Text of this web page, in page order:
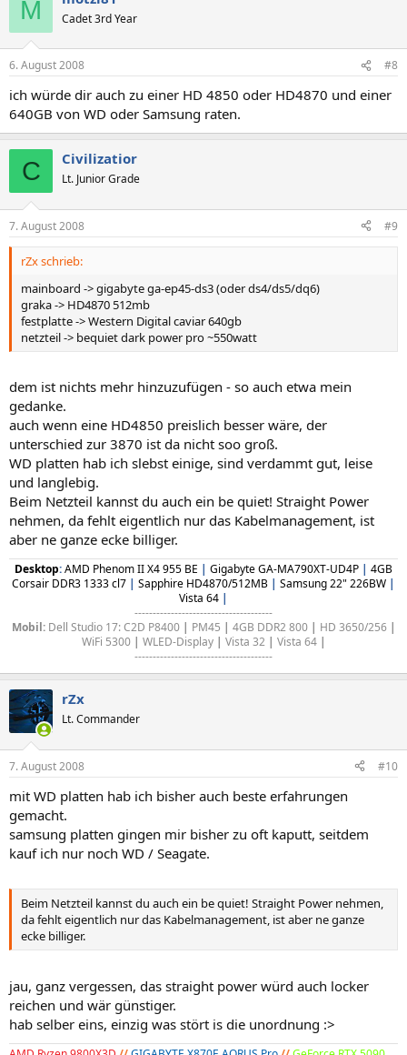
M Cadet 3rd Year
6. August 2008 #8
ich würde dir auch zu einer HD 4850 oder HD4870 und einer
640GB von WD oder Samsung raten.
C Civilizatior
Lt. Junior Grade
7. August 2008 #9
rZx schrieb:
mainboard -> gigabyte ga-ep45-ds3 (oder ds4/ds5/dq6)
graka -> HD4870 512mb
festplatte -> Western Digital caviar 640gb
netzteil -> bequiet dark power pro ~550watt
dem ist nichts mehr hinzuzufügen - so auch etwa mein
gedanke.
auch wenn eine HD4850 preislich besser wäre, der
unterschied zur 3870 ist da nicht soo groß.
WD platten hab ich slebst einige, sind verdammt gut, leise
und langlebig.
Beim Netzteil kannst du auch ein be quiet! Straight Power
nehmen, da fehlt eigentlich nur das Kabelmanagement, ist
aber ne ganze ecke billiger.
Desktop:AMD Phenom II X4 955 BE | Gigabyte GA-MA790XT-UD4P | 4GB
Corsair DDR3 1333 cl7 | Sapphire HD4870/512MB | Samsung 22" 226BW |
Vista 64 |
--------------------------------------
Mobil:Dell Studio 17: C2D P8400 | PM45 | 4GB DDR2 800| HD 3650/256 |
WiFi 5300 | WLED-Display | Vista 32 | Vista 64 |
--------------------------------------​
rZx
Lt. Commander
7. August 2008 #10
mit WD platten hab ich bisher auch beste erfahrungen
gemacht.
samsung platten gingen mir bisher zu oft kaputt, seitdem
kauf ich nur noch WD / Seagate.
Beim Netzteil kannst du auch ein be quiet! Straight Power nehmen,
da fehlt eigentlich nur das Kabelmanagement, ist aber ne ganze
ecke billiger.
jau, ganz vergessen, das straight power würd auch locker
reichen und wär günstiger.
hab selber eins, einzig was stört is die unordnung :>